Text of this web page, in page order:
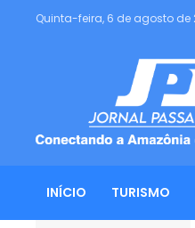
Quinta-feira, 6 de agosto de
INÍCIO TURISMO